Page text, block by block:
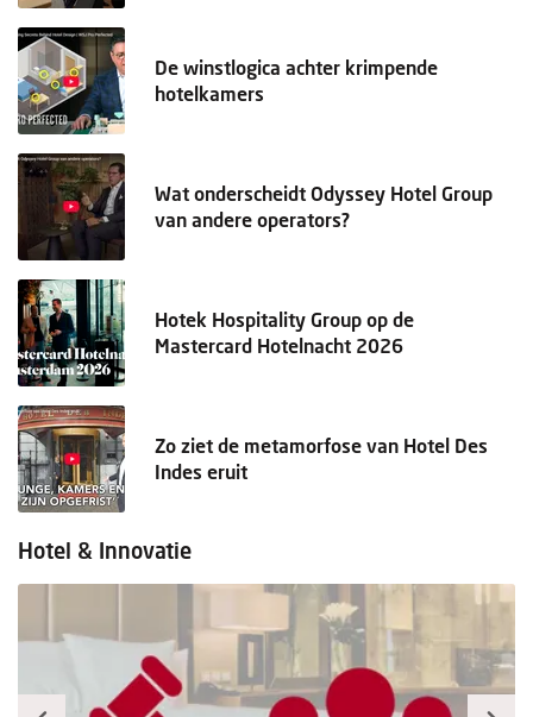
De winstlogica achter krimpende
hotelkamers
Wat onderscheidt Odyssey Hotel Group
van andere operators?
Hotek Hospitality Group op de
Mastercard Hotelnacht 2026
Zo ziet de metamorfose van Hotel Des
Indes eruit
Hotel & Innovatie